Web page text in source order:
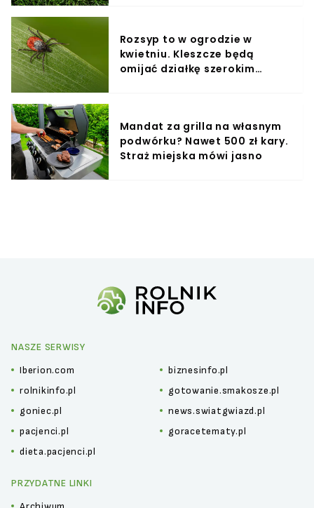
Rozsyp to w ogrodzie w
kwietniu. Kleszcze będą
omijać działkę szerokim
Mandat za grilla na własnym
podwórku? Nawet 500 zł kary.
Straż miejska mówi jasno
NASZE SERWISY
Iberion.com
biznesinfo.pl
rolnikinfo.pl
gotowanie.smakosze.pl
goniec.pl
news.swiatgwiazd.pl
pacjenci.pl
goracetematy.pl
dieta.pacjenci.pl
PRZYDATNE LINKI